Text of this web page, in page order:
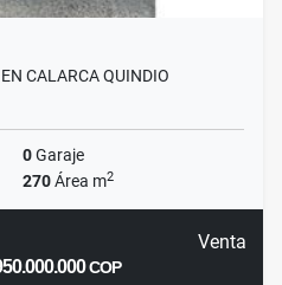
CALARCA QUINDIO
0Garaje
270Área m2
Venta
COP